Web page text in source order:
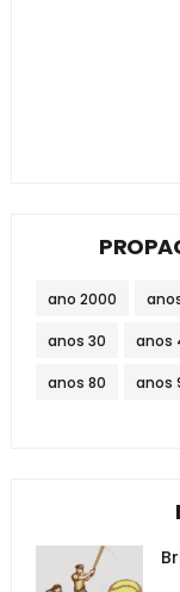
ano 2000
anos 30 anos
anos 80 anos